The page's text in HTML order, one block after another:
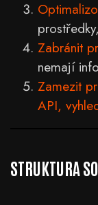
Zabránit
nemají
Zamezit
API,
STRUKTURA